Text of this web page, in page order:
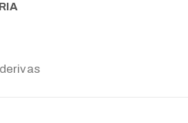
derivas